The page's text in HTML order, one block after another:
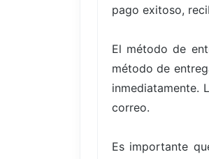
pago exitoso,
El método de
método de
inmediatamente.
correo.
Es importante